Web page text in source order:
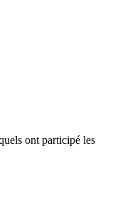
ont participé les